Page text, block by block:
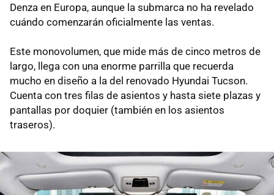
Denza en Europa, aunque la submarca no ha revelado
cuándo comenzarán oficialmente las ventas.
Este monovolumen, que mide más de cinco metros de
largo, llega con una enorme parrilla que recuerda
mucho en diseño a la del renovado Hyundai Tucson.
Cuenta con tres filas de asientos y hasta siete plazas y
pantallas por doquier (también en los asientos
traseros).